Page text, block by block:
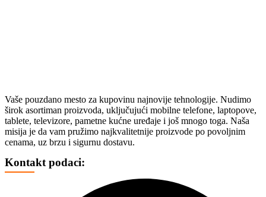
OPREMA ZA TABLETE
ELEKTRIČNA VOZILA
TROTINETI
FOTO, DRONOVI I OPREMA
Vaše pouzdano mesto za kupovinu najnovije tehnologije. Nudimo
širok asortiman proizvoda, uključujući mobilne telefone, laptopove,
tablete, televizore, pametne kućne uređaje i još mnogo toga. Naša
misija je da vam pružimo najkvalitetnije proizvode po povoljnim
cenama, uz brzu i sigurnu dostavu.
Kontakt podaci: